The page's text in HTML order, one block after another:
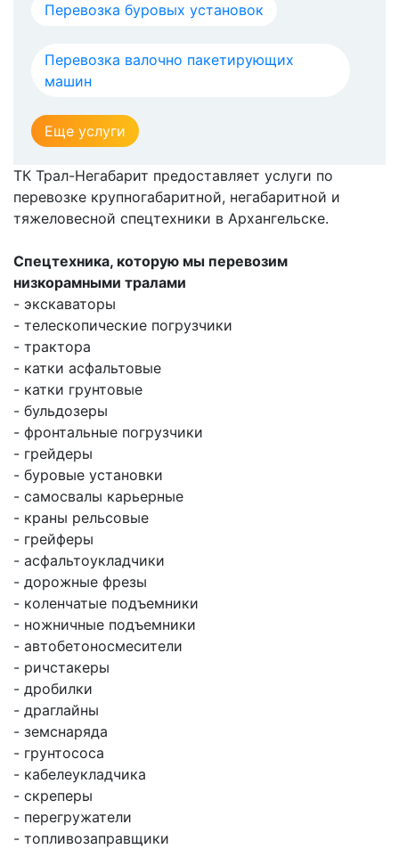
Перевозка буровых установок
Перевозка валочно пакетирующих
машин
Еще услуги
ТК Трал-Негабарит предоставляет услуги по
перевозке крупногабаритной, негабаритной и
тяжеловесной спецтехники в Архангельске.
Спецтехника, которую мы перевозим
низкорамными тралами
- экскаваторы
- телескопические погрузчики
- трактора
- катки асфальтовые
- катки грунтовые
- бульдозеры
- фронтальные погрузчики
- грейдеры
- буровые установки
- самосвалы карьерные
- краны рельсовые
- грейферы
- асфальтоукладчики
- дорожные фрезы
- коленчатые подъемники
- ножничные подъемники
- автобетоносмесители
- ричстакеры
- дробилки
- драглайны
- земснаряда
- грунтососа
- кабелеукладчика
- скреперы
- перегружатели
- топливозаправщики